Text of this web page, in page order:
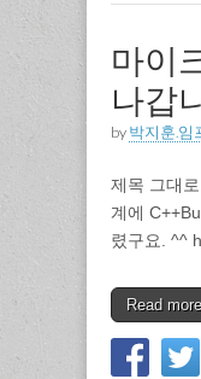
마이
나갑
by 박지훈.임
제목 그대
계에
렸구요. ^^
Read